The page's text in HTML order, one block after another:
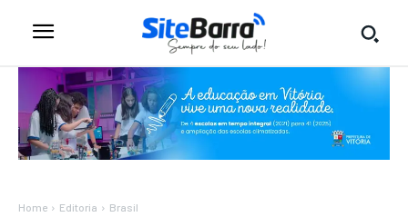
Home Editoria Brasil